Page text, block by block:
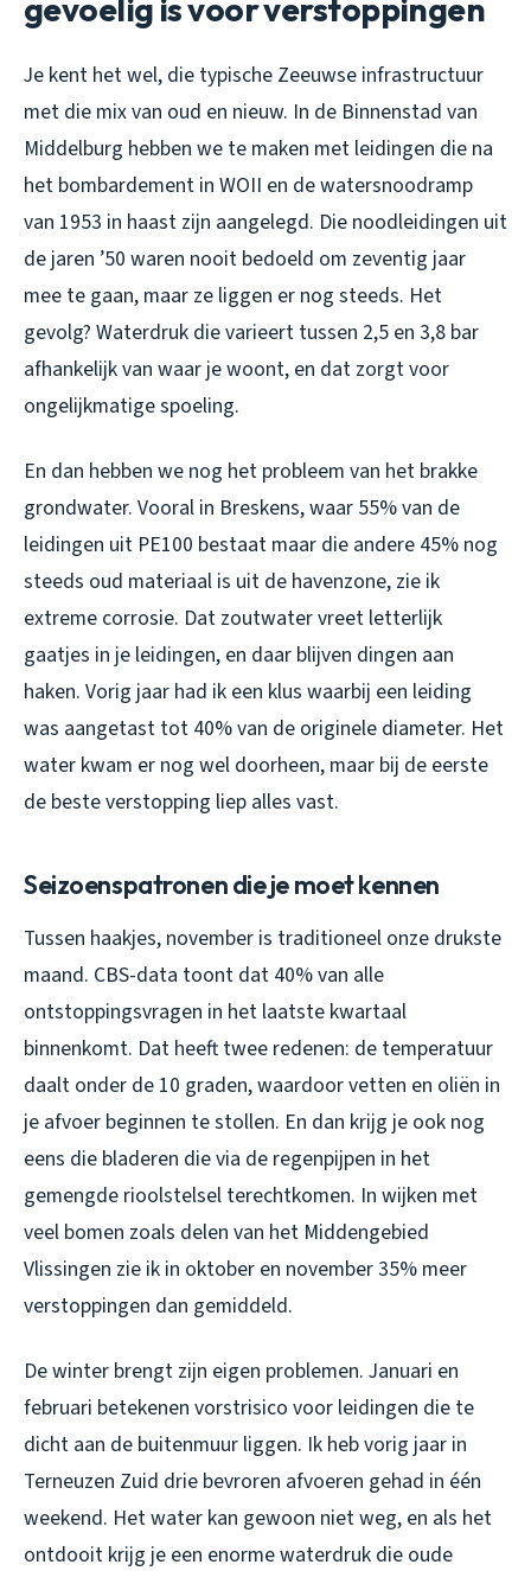
gevoelig is voor verstoppingen
Je kent het wel, die typische Zeeuwse infrastructuur
met die mix van oud en nieuw. In de Binnenstad van
Middelburg hebben we te maken met leidingen die na
het bombardement in WOII en de watersnoodramp
van 1953 in haast zijn aangelegd. Die noodleidingen uit
de jaren ’50 waren nooit bedoeld om zeventig jaar
mee te gaan, maar ze liggen er nog steeds. Het
gevolg? Waterdruk die varieert tussen 2,5 en 3,8 bar
afhankelijk van waar je woont, en dat zorgt voor
ongelijkmatige spoeling.
En dan hebben we nog het probleem van het brakke
grondwater. Vooral in Breskens, waar 55% van de
leidingen uit PE100 bestaat maar die andere 45% nog
steeds oud materiaal is uit de havenzone, zie ik
extreme corrosie. Dat zoutwater vreet letterlijk
gaatjes in je leidingen, en daar blijven dingen aan
haken. Vorig jaar had ik een klus waarbij een leiding
was aangetast tot 40% van de originele diameter. Het
water kwam er nog wel doorheen, maar bij de eerste
de beste verstopping liep alles vast.
Seizoenspatronen die je moet kennen
Tussen haakjes, november is traditioneel onze drukste
maand. CBS-data toont dat 40% van alle
ontstoppingsvragen in het laatste kwartaal
binnenkomt. Dat heeft twee redenen: de temperatuur
daalt onder de 10 graden, waardoor vetten en oliën in
je afvoer beginnen te stollen. En dan krijg je ook nog
eens die bladeren die via de regenpijpen in het
gemengde rioolstelsel terechtkomen. In wijken met
veel bomen zoals delen van het Middengebied
Vlissingen zie ik in oktober en november 35% meer
verstoppingen dan gemiddeld.
De winter brengt zijn eigen problemen. Januari en
februari betekenen vorstrisico voor leidingen die te
dicht aan de buitenmuur liggen. Ik heb vorig jaar in
Terneuzen Zuid drie bevroren afvoeren gehad in één
weekend. Het water kan gewoon niet weg, en als het
ontdooit krijg je een enorme waterdruk die oude